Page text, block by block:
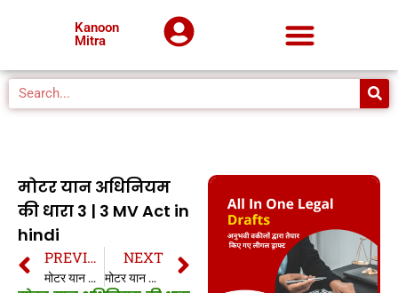
Kanoon
Mitra
मोटर यान अधिनियम
की धारा 3 | 3 MV Act in
hindi
PREVIOUS
मोटर यान अधिनियम की धारा 2B | 2B MV Act in hindi
NEXT
मोटर यान अधिनियम की धारा 4 | 4 MV Act in hindi